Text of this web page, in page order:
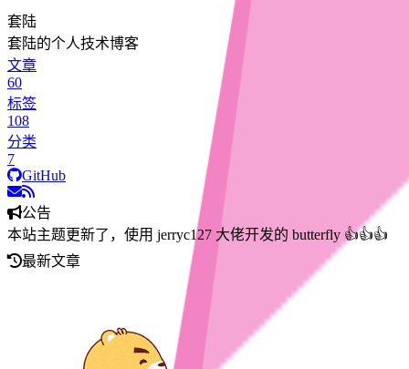
套陆
套陆的个人技术博客
文章
60
标签
108
分类
7
GitHub
公告
本站主题更新了，使用 jerryc127 大佬开发的 butterfly 👍👍👍
最新文章